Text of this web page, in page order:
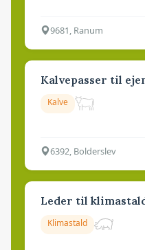
9681, Ranum
Kalvepasser til
Kalve
6392, Bolderslev
Leder til
Klimastald